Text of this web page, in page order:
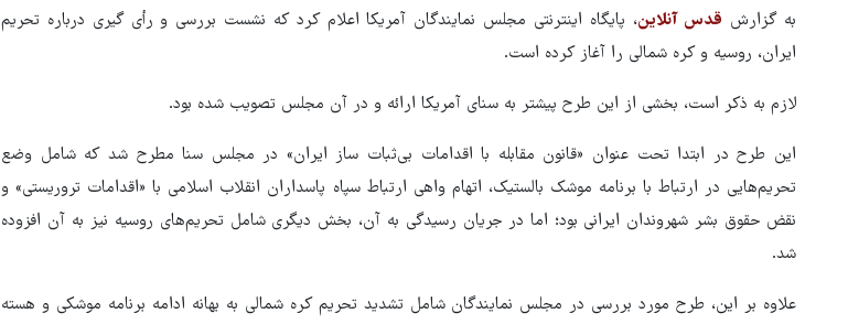
به گزارش قدس آنلاین، پایگاه اینترنتی مجلس نمایندگان آمریکا اعلام کرد که نشست بررسی و رأی گیری درباره تحریم
ایران، روسیه و کره شمالی را آغاز کرده است.
لازم به ذکر است، بخشی از این طرح پیشتر به سنای آمریکا ارائه و در آن مجلس تصویب شده بود.
این طرح در ابتدا تحت عنوان «قانون مقابله با اقدامات بی‌ثبات ساز ایران» در مجلس سنا مطرح شد که شامل وضع
تحریم‌هایی در ارتباط با برنامه موشک بالستیک، اتهام واهی ارتباط سپاه پاسداران انقلاب اسلامی با «اقدامات تروریستی» و
نقض حقوق بشر شهروندان ایرانی بود؛ اما در جریان رسیدگی به آن، بخش دیگری شامل تحریم‌های روسیه نیز به آن افزوده
شد.
علاوه بر این، طرح مورد بررسی در مجلس نمایندگان شامل تشدید تحریم کره شمالی به بهانه ادامه برنامه موشکی و هسته